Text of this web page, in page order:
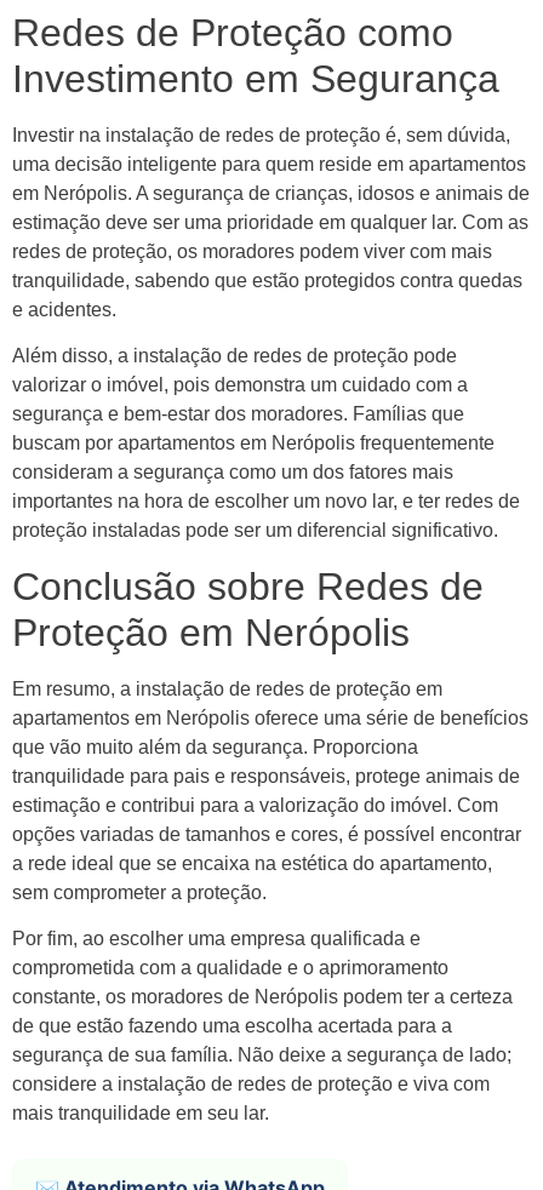
Redes de Proteção como
Investimento em Segurança
Investir na instalação de redes de proteção é, sem dúvida,
uma decisão inteligente para quem reside em apartamentos
em Nerópolis. A segurança de crianças, idosos e animais de
estimação deve ser uma prioridade em qualquer lar. Com as
redes de proteção, os moradores podem viver com mais
tranquilidade, sabendo que estão protegidos contra quedas
e acidentes.
Além disso, a instalação de redes de proteção pode
valorizar o imóvel, pois demonstra um cuidado com a
segurança e bem-estar dos moradores. Famílias que
buscam por apartamentos em Nerópolis frequentemente
consideram a segurança como um dos fatores mais
importantes na hora de escolher um novo lar, e ter redes de
proteção instaladas pode ser um diferencial significativo.
Conclusão sobre Redes de
Proteção em Nerópolis
Em resumo, a instalação de redes de proteção em
apartamentos em Nerópolis oferece uma série de benefícios
que vão muito além da segurança. Proporciona
tranquilidade para pais e responsáveis, protege animais de
estimação e contribui para a valorização do imóvel. Com
opções variadas de tamanhos e cores, é possível encontrar
a rede ideal que se encaixa na estética do apartamento,
sem comprometer a proteção.
Por fim, ao escolher uma empresa qualificada e
comprometida com a qualidade e o aprimoramento
constante, os moradores de Nerópolis podem ter a certeza
de que estão fazendo uma escolha acertada para a
segurança de sua família. Não deixe a segurança de lado;
considere a instalação de redes de proteção e viva com
mais tranquilidade em seu lar.